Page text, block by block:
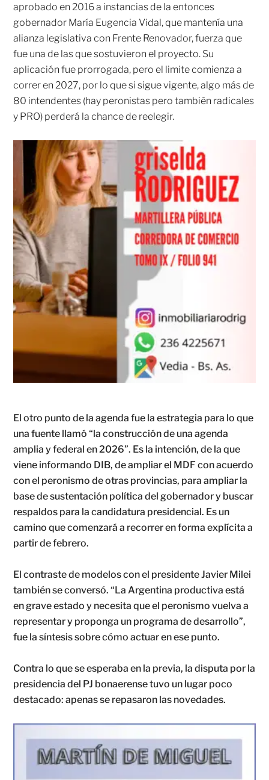
aprobado en 2016 a instancias de la entonces
gobernador María Eugencia Vidal, que mantenía una
alianza legislativa con Frente Renovador, fuerza que
fue una de las que sostuvieron el proyecto. Su
aplicación fue prorrogada, pero el limite comienza a
correr en 2027, por lo que si sigue vigente, algo más de
80 intendentes (hay peronistas pero también radicales
y PRO) perderá la chance de reelegir.
El otro punto de la agenda fue la estrategia para lo que
una fuente llamó “la construcción de una agenda
amplia y federal en 2026”. Es la intención, de la que
viene informando DIB, de ampliar el MDF con acuerdo
con el peronismo de otras provincias, para ampliar la
base de sustentación política del gobernador y buscar
respaldos para la candidatura presidencial. Es un
camino que comenzará a recorrer en forma explícita a
partir de febrero.
El contraste de modelos con el presidente Javier Milei
también se conversó. “La Argentina productiva está
en grave estado y necesita que el peronismo vuelva a
representar y proponga un programa de desarrollo”,
fue la síntesis sobre cómo actuar en ese punto.
Contra lo que se esperaba en la previa, la disputa por la
presidencia del PJ bonaerense tuvo un lugar poco
destacado: apenas se repasaron las novedades.